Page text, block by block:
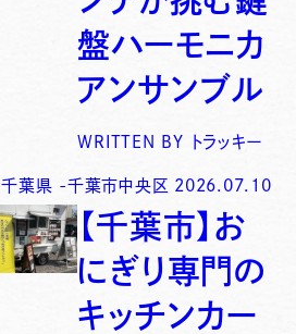
盤ハーモニカ
アンサンブル
WRITTEN BY トラッキー
千葉県 -千葉市中央区 2026.07.10
【千葉市】お
にぎり専門の
キッチンカー